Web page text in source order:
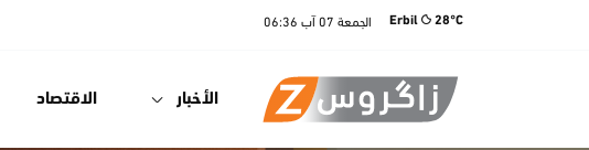
Erbil 28°C الجمعة 07 آب 06:36
الأخبار الاقتصاد